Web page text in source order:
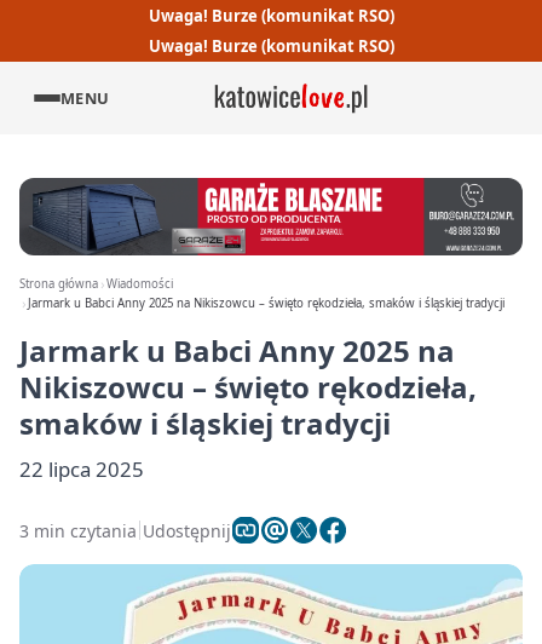
Uwaga! Burze (komunikat RSO)
Uwaga! Burze (komunikat RSO)
MENU
Strona główna Wiadomości
Jarmark u Babci Anny 2025 na Nikiszowcu – święto rękodzieła, smaków i śląskiej tradycji
Jarmark u Babci Anny 2025 na
Nikiszowcu – święto rękodzieła,
smaków i śląskiej tradycji
22 lipca 2025
3 min czytania Udostępnij